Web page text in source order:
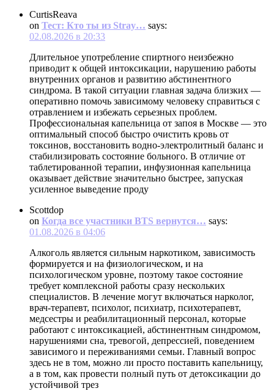
CurtisReava
on Тест: Кто ты из Stray… says:
02.08.2026 в 20:33
Длительное употребление спиртного неизбежно
приводит к общей интоксикации, нарушению работы
внутренних органов и развитию абстинентного
синдрома. В такой ситуации главная задача близких —
оперативно помочь зависимому человеку справиться с
отравлением и избежать серьезных проблем.
Профессиональная капельница от запоя в Москве — это
оптимальный способ быстро очистить кровь от
токсинов, восстановить водно-электролитный баланс и
стабилизировать состояние больного. В отличие от
таблетированной терапии, инфузионная капельница
оказывает действие значительно быстрее, запуская
усиленное выведение проду
Scottdop
on Когда все участники BTS вернутся… says:
01.08.2026 в 04:06
Алкоголь является сильным наркотиком, зависимость
формируется и на физиологическом, и на
психологическом уровне, поэтому такое состояние
требует комплексной работы сразу нескольких
специалистов. В лечение могут включаться нарколог,
врач-терапевт, психолог, психиатр, психотерапевт,
медсестры и реабилитационный персонал, которые
работают с интоксикацией, абстинентным синдромом,
нарушениями сна, тревогой, депрессией, поведением
зависимого и переживаниями семьи. Главный вопрос
здесь не в том, можно ли просто поставить капельницу,
а в том, как провести полный путь от детоксикации до
устойчивой трез